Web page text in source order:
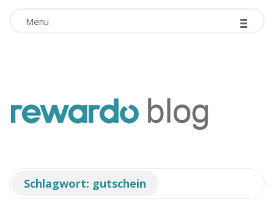
Menu
-
-
-
r
w
Schlagwort: gutschein